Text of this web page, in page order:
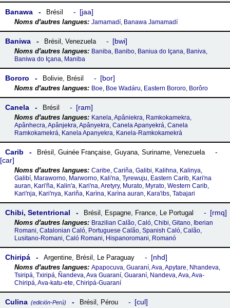
Banawa Brésil jaa
Jamamadí, Banawa Jamamadí
Baniwa Brésil , Venezuela bwi
Baniba, Banibo, Baniua do Içana, Baniva,
Baniwa do Içana, Maniba
Bororo Bolivie, Brésil bor
Boe, Boe Wadáru, Eastern Bororo, Borôro
Canela Brésil ram
Kanela, Apâniekra, Ramkokamekra,
Apânhecra, Apânjekra, Apânyekra, Canela Apanyekrá, Canela
Ramkokamekrá, Kanela Apanyekra, Kanela-Ramkokamekrá
Carib Brésil , Guinée Française, Guyana, Suriname, Venezuela
car
Caribe, Cariña, Galibi, Kalihna, Kalinya,
Galibí, Maraworno, Marworno, Kali'na, Tyrewuju, Eastern Carib, Kari'na
auran, Kari'ña, Kalin'a, Kari'na, Aretyry, Murato, Myrato, Western Carib,
Kari'nja, Kari'nya, Kariña, Karìna, Karìna auran, Kara'ibs, Tabajari
Chibi, Setentrional Brésil , Espagne, France, Le Portugal rmq
Brazilian Calão, Caló, Chibi, Gitano, Iberian
Romani, Catalonian Caló, Portuguese Calão, Spanish Caló, Calão,
Lusitano-Romani, Caló Romani, Hispanoromani, Romanó
Chiripá Argentine, Brésil , Le Paraguay nhd
Apapocuva, Guaraní, Ava, Apytare, Nhandeva,
Tsiripá, Txiripá, Ñandeva, Ava Guaraní, Guaraní, Nandeva, Ava, Ava-
Chiripá, Ava-katu-ete, Chiripá-Guaraní
Culina (edición-Perú) Brésil , Pérou cul